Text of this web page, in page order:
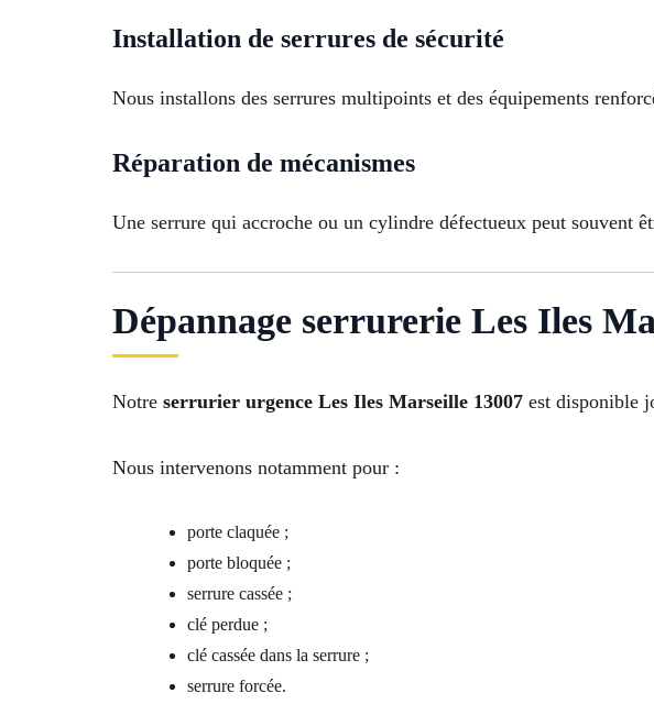
Installation de serrures de sécurité
Nous installons des serrures multipoints et des équipements
Réparation de mécanismes
Une serrure qui accroche ou un cylindre défectueux peut souvent
Dépannage serrurerie Les Iles
Notre serrurier urgence Les Iles Marseille 13007 est disponible
Nous intervenons notamment pour :
porte claquée ;
porte bloquée ;
serrure cassée ;
clé perdue ;
clé cassée dans la serrure ;
serrure forcée.